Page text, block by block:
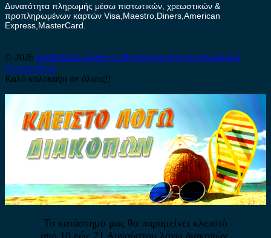
Δυνατότητα πληρωμής μέσω πιστωτικών, χρεωστικών &
προπληρωμένων καρτών Visa,Maestro,Diners,American
Express,MasterCard.
© 2026 antallaktika-online.eu Μεταχειρισμένα Ανταλλακτικά
Αυτοκινήτων
Καλό καλοκαίρι σε όλους!!
Το κατάστημα μας θα παραμείνει κλειστό